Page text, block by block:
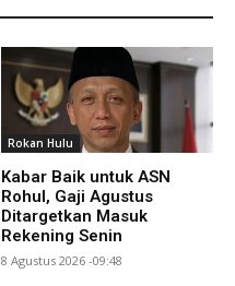
Rokan Hulu
Kabar Baik untuk ASN
Rohul, Gaji Agustus
Ditargetkan Masuk
Rekening Senin
8 Agustus 2026 -09:48